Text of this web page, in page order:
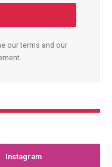
our terms and our
Instagram